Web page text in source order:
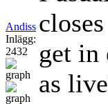
Andiss
Inlägg:
2432
get in
as